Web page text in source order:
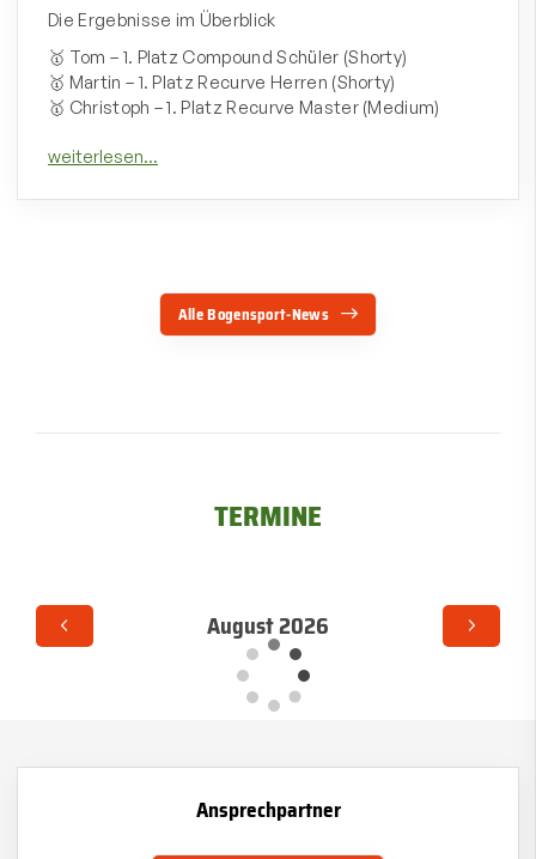
Die Ergebnisse im Überblick
🥇 Tom – 1. Platz Compound Schüler (Shorty)
🥇 Martin – 1. Platz Recurve Herren (Shorty)
🥇 Christoph – 1. Platz Recurve Master (Medium)
Alle Bogensport-News
TERMINE
August 2026
Ansprechpartner